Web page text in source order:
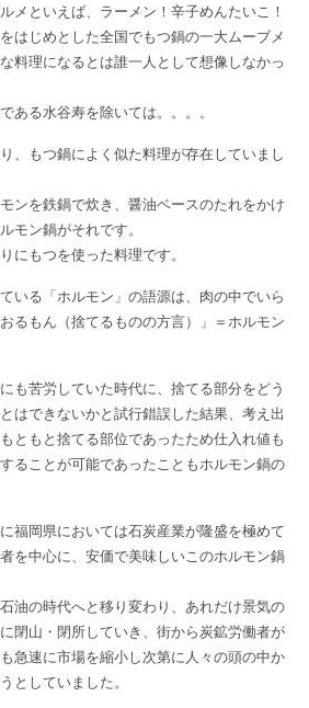
メといえば、ラーメン！辛子めんたいこ！
はじめとした全国でもつ鍋の一大ムーブメ
料理になるとは誰一人として想像しなかっ
ある水谷寿を除いては。。。。
、もつ鍋によく似た料理が存在していまし
ンを鉄鍋で炊き、醤油ベースのたれをかけ
モン鍋がそれです。
にもつを使った料理です。
いる「ホルモン」の語源は、肉の中でいら
るもん（捨てるものの方言）」＝ホルモン
も苦労していた時代に、捨てる部分をどう
はできないかと試行錯誤した結果、考え出
ともと捨てる部位であったため仕入れ値も
ることが可能であったこともホルモン鍋の
福岡県においては石炭産業が隆盛を極めて
を中心に、安価で美味しいこのホルモン鍋
油の時代へと移り変わり、あれだけ景気の
閉山・閉所していき、街から炭鉱労働者が
急速に市場を縮小し次第に人々の頭の中か
としていました。